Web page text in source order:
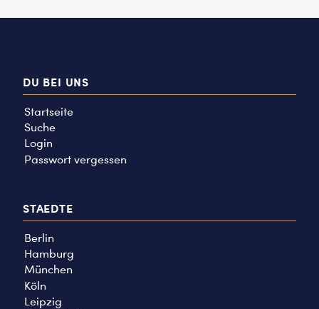
DU BEI UNS
Startseite
Suche
Login
Passwort vergessen
STAEDTE
Berlin
Hamburg
München
Köln
Leipzig